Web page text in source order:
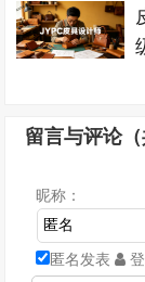
留言与评论
昵称：
匿名发表